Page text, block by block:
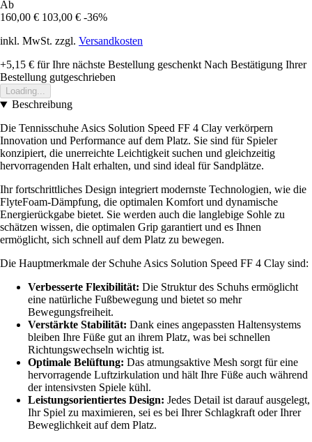
Ab
160,00 € 103,00 € -36%
inkl. MwSt. zzgl. Versandkosten
+5,15 € für Ihre nächste Bestellung geschenkt Nach Bestätigung Ihrer
Bestellung gutgeschrieben
Loading...
Beschreibung
Die Tennisschuhe Asics Solution Speed FF 4 Clay verkörpern
Innovation und Performance auf dem Platz. Sie sind für Spieler
konzipiert, die unerreichte Leichtigkeit suchen und gleichzeitig
hervorragenden Halt erhalten, und sind ideal für Sandplätze.
Ihr fortschrittliches Design integriert modernste Technologien, wie die
FlyteFoam-Dämpfung, die optimalen Komfort und dynamische
Energierückgabe bietet. Sie werden auch die langlebige Sohle zu
schätzen wissen, die optimalen Grip garantiert und es Ihnen
ermöglicht, sich schnell auf dem Platz zu bewegen.
Die Hauptmerkmale der Schuhe Asics Solution Speed FF 4 Clay sind:
Verbesserte Flexibilität: Die Struktur des Schuhs ermöglicht
eine natürliche Fußbewegung und bietet so mehr
Bewegungsfreiheit.
Verstärkte Stabilität: Dank eines angepassten Haltensystems
bleiben Ihre Füße gut an ihrem Platz, was bei schnellen
Richtungswechseln wichtig ist.
Optimale Belüftung: Das atmungsaktive Mesh sorgt für eine
hervorragende Luftzirkulation und hält Ihre Füße auch während
der intensivsten Spiele kühl.
Leistungsorientiertes Design: Jedes Detail ist darauf ausgelegt,
Ihr Spiel zu maximieren, sei es bei Ihrer Schlagkraft oder Ihrer
Beweglichkeit auf dem Platz.